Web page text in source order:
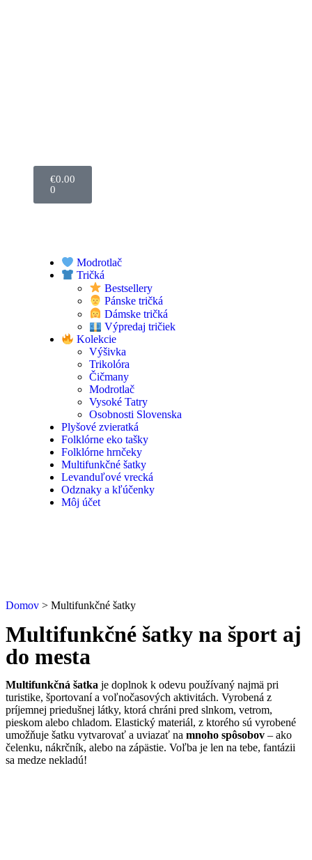
€0.00
0
Modrotlač
Tričká
Bestsellery
Pánske tričká
Dámske tričká
Výpredaj tričiek
Kolekcie
Výšivka
Trikolóra
Čičmany
Modrotlač
Vysoké Tatry
Osobnosti Slovenska
Plyšové zvieratká
Folklórne eko tašky
Folklórne hrnčeky
Multifunkčné šatky
Levanduľové vrecká
Odznaky a kľúčenky
Môj účet
Domov > Multifunkčné šatky
Multifunkčné šatky na šport aj
do mesta
Multifunkčná šatka je doplnok k odevu používaný najmä pri
turistike, športovaní a voľnočasových aktivitách. Vyrobená z
príjemnej priedušnej látky, ktorá chráni pred slnkom, vetrom,
pieskom alebo chladom. Elastický materiál, z ktorého sú vyrobené
umožňuje šatku vytvarovať a uviazať na mnoho spôsobov – ako
čelenku, nákrčník, alebo na zápästie. Voľba je len na tebe, fantázii
sa medze nekladú!